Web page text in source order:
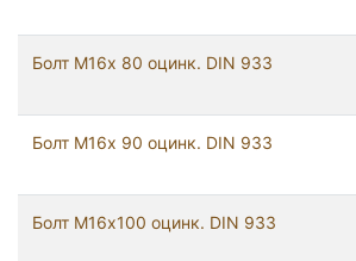
Болт М16х 80 оцинк. DIN 933
Болт М16х 90 оцинк. DIN 933
Болт М16х100 оцинк. DIN 933